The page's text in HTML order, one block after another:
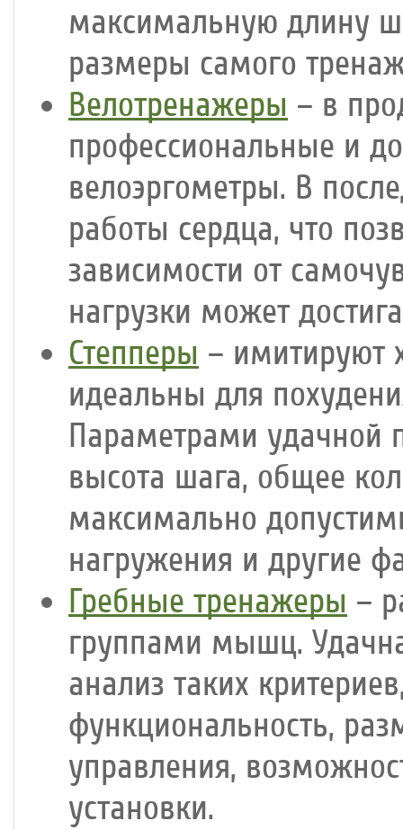
максимальную длину
размеры самого
Велотренажеры – в
профессиональные и
велоэргометры. В
работы сердца, что
зависимости от
нагрузки может
Степперы – имитируют
идеальны для
Параметрами удачной
высота шага, общее
максимально
нагружения и другие
Гребные тренажеры –
группами мышц.
анализ таких
функциональность,
управления,
установки.